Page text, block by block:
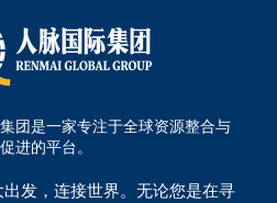
团是一家专注于全球资源整合与
进的平台。
出发，连接世界。无论您是在寻